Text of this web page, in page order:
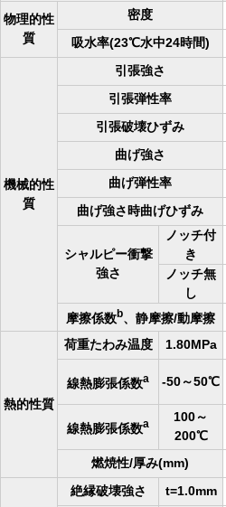
物理的性
質
密度
吸水率(23℃水中24時間)
機械的性
質
引張強さ
引張弾性率
引張破壊ひずみ
曲げ強さ
曲げ弾性率
曲げ強さ時曲げひずみ
シャルピー衝撃
強さ
ノッチ付
き
ノッチ無
し
摩擦係数b、静摩擦/動摩擦
熱的性質
荷重たわみ温度 1.80MPa
線熱膨張係数a -50～50℃
線熱膨張係数a
100～
200℃
燃焼性/厚み(mm)
絶縁破壊強さ t=1.0mm